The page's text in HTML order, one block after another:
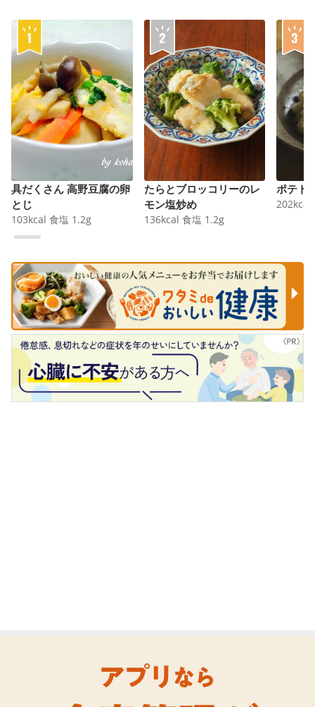
具だくさん 高野豆腐の卵
とじ
103kcal 食塩 1.2g
たらとブロッコリーのレ
モン塩炒め
136kcal 食塩 1.2g
ポテト
202kcal